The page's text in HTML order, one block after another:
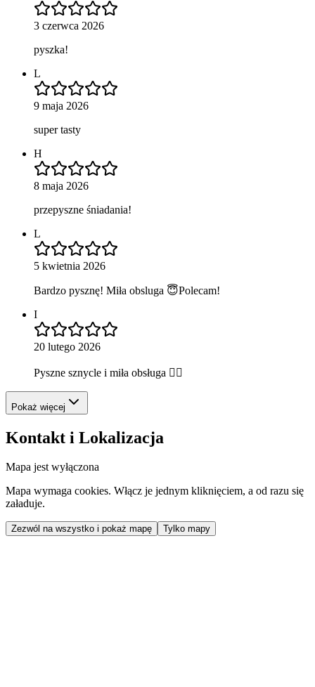
3 czerwca 2026
pyszka!
L
9 maja 2026
super tasty
H
8 maja 2026
przepyszne śniadania!
L
5 kwietnia 2026
Bardzo pysznę! Miła obsluga 😇Polecam!
I
20 lutego 2026
Pyszne sznycle i miła obsługa 👍🏻
Pokaż więcej
Kontakt i Lokalizacja
Mapa jest wyłączona
Mapa wymaga cookies. Włącz je jednym kliknięciem, a od razu się
załaduje.
Zezwól na wszystko i pokaż mapę Tylko mapy